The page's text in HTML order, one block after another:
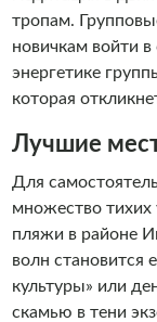
тропам.
новичкам войти
энергетике
которая
Лучшие
Для
множество
пляжи в районе
волн
культуры» или
скамью в тени